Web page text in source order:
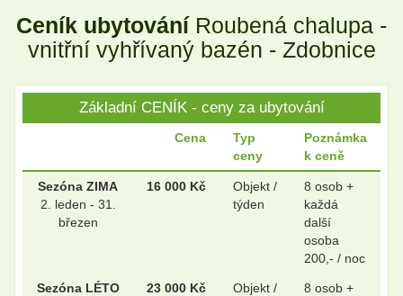
Ceník ubytování Roubená chalupa -
vnitřní vyhřívaný bazén - Zdobnice
Základní CENÍK - ceny za ubytování
Cena
Typ
ceny
Poznámka
k ceně
Sezóna ZIMA
2. leden - 31.
březen
16 000 Kč
Objekt /
týden
8 osob +
každá
další
osoba
200,- / noc
Sezóna LÉTO
23 000 Kč
Objekt /
8 osob +